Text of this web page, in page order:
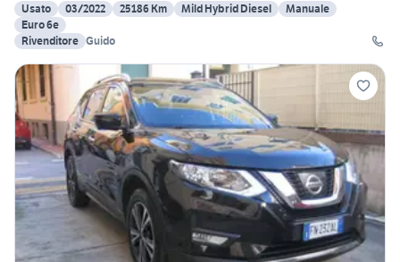
Usato
03/2022 25186 Km Mild Hybrid Diesel
Manuale
Euro 6e
Rivenditore Guido